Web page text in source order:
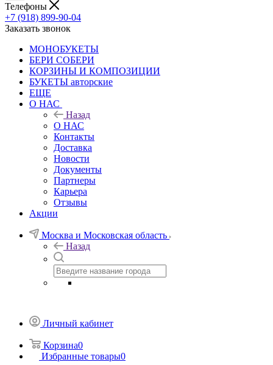
Телефоны
+7 (918) 899-90-04
Заказать звонок
МОНОБУКЕТЫ
БЕРИ СОБЕРИ
КОРЗИНЫ И КОМПОЗИЦИИ
БУКЕТЫ авторские
ЕЩЕ
О НАС
Назад
О НАС
Контакты
Доставка
Новости
Документы
Партнеры
Карьера
Отзывы
Акции
Москва и Московская область
Назад
Личный кабинет
Корзина0
Избранные товары0